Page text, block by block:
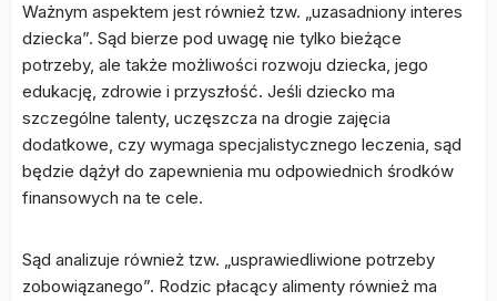
Ważnym aspektem jest również tzw. „uzasadniony interes
dziecka”. Sąd bierze pod uwagę nie tylko bieżące
potrzeby, ale także możliwości rozwoju dziecka, jego
edukację, zdrowie i przyszłość. Jeśli dziecko ma
szczególne talenty, uczęszcza na drogie zajęcia
dodatkowe, czy wymaga specjalistycznego leczenia, sąd
będzie dążył do zapewnienia mu odpowiednich środków
finansowych na te cele.
Sąd analizuje również tzw. „usprawiedliwione potrzeby
zobowiązanego”. Rodzic płacący alimenty również ma